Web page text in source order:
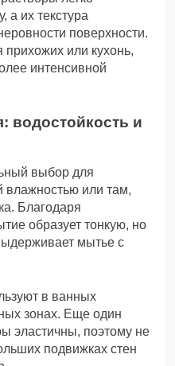
а их текстура
поверхности.
или кухонь,
интенсивной
водостойкость и
выбор для
или там,
Благодаря
образует тонкую, но
мытье с
в ванных
зонах. Еще один
эластичны, поэтому не
подвижках стен